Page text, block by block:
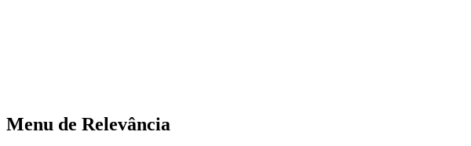
Menu de Relevância